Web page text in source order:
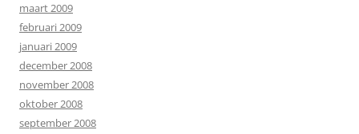
maart 2009
februari 2009
januari 2009
december 2008
november 2008
oktober 2008
september 2008